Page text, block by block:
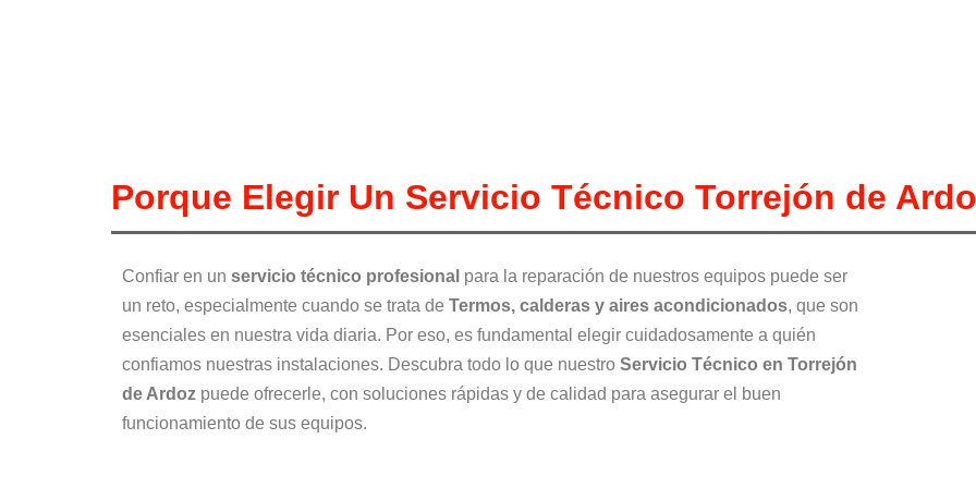
Porque Elegir Un Servicio Técnico Torrejón de
Confiar en un servicio técnico profesional para la reparación de nuestros equipos puede ser
un reto, especialmente cuando se trata de Termos, calderas y aires acondicionados, que son
esenciales en nuestra vida diaria. Por eso, es fundamental elegir cuidadosamente a quién
confiamos nuestras instalaciones. Descubra todo lo que nuestro Servicio Técnico en Torrejón
de Ardoz puede ofrecerle, con soluciones rápidas y de calidad para asegurar el buen
funcionamiento de sus equipos.